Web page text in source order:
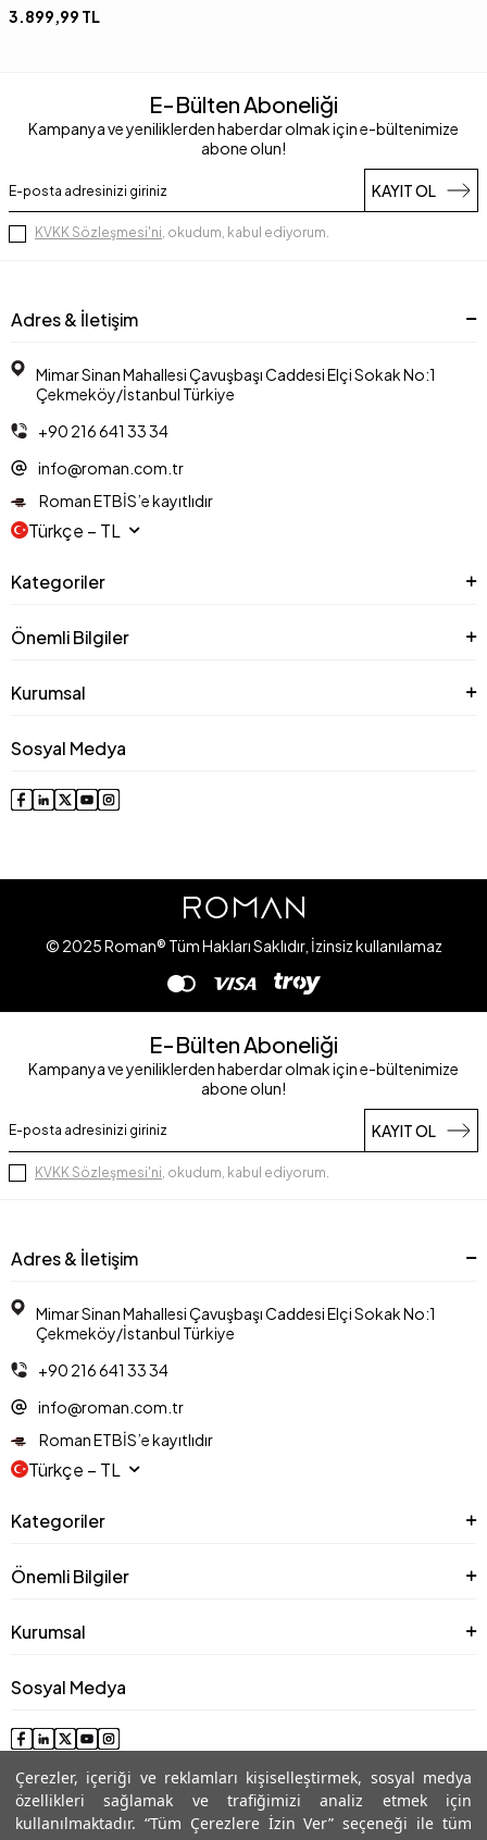
Çerezler, içeriği ve reklamları kişiselleştirmek, sosyal medya
özellikleri sağlamak ve trafiğimizi analiz etmek için
kullanılmaktadır. “Tüm Çerezlere İzin Ver” seçeneği ile tüm
3.899,99 TL
E-Bülten Aboneliği
Kampanya ve yeniliklerden haberdar olmak için e-bültenimize
abone olun!
KAYIT OL
KVKK Sözleşmesi'ni, okudum, kabul ediyorum.
Adres & İletişim
Mimar Sinan Mahallesi Çavuşbaşı Caddesi Elçi Sokak No:1
Çekmeköy/İstanbul Türkiye
+90 216 641 33 34
info@roman.com.tr
Roman ETBİS’e kayıtlıdır
Türkçe − TL
Kategoriler
Önemli Bilgiler
Kurumsal
Sosyal Medya
© 2025 Roman® Tüm Hakları Saklıdır, İzinsiz kullanılamaz
E-Bülten Aboneliği
Kampanya ve yeniliklerden haberdar olmak için e-bültenimize
abone olun!
KAYIT OL
KVKK Sözleşmesi'ni , okudum, kabul ediyorum.
Adres & İletişim
Mimar Sinan Mahallesi Çavuşbaşı Caddesi Elçi Sokak No:1
Çekmeköy/İstanbul Türkiye
+90 216 641 33 34
info@roman.com.tr
Roman ETBİS’e kayıtlıdır
Türkçe − TL
Kategoriler
Önemli Bilgiler
Kurumsal
Sosyal Medya